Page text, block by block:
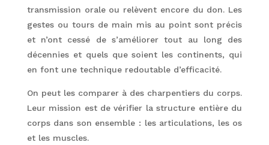
transmission orale ou relèvent encore du don. Les
gestes ou tours de main mis au point sont précis
et n’ont cessé de s’améliorer tout au long des
décennies et quels que soient les continents, qui
en font une technique redoutable d’efficacité.
On peut les comparer à des charpentiers du corps.
Leur mission est de vérifier la structure entière du
corps dans son ensemble : les articulations, les os
et les muscles.